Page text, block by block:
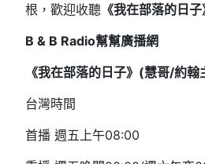
根，歡迎收聽 《我在部落的日子
B & B Radio幫幫廣播網
《我在部落的日子》(慧哥/約翰
台灣時間
首播 週五上午08:00